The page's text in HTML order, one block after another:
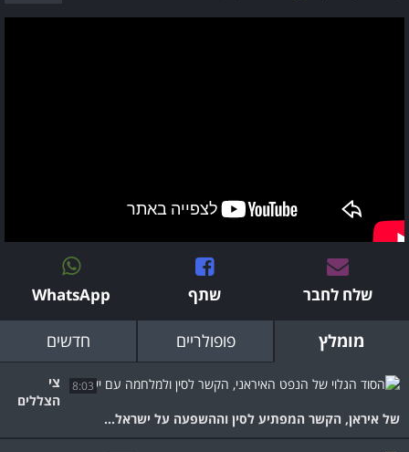
שלח לחבר שתף WhatsApp
מומלץ פופולריים חדשים
8:03
צי
הצללים
של איראן, הקשר המפתיע לסין וההשפעה על ישראל...